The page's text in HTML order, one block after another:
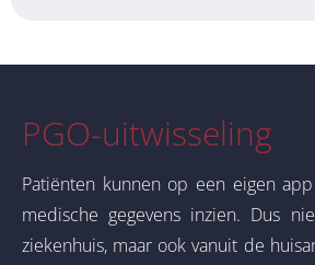
PGO-uitwisseling
Patiënten kunnen op een eigen
medische gegevens inzien. Dus
ziekenhuis, maar ook vanuit de